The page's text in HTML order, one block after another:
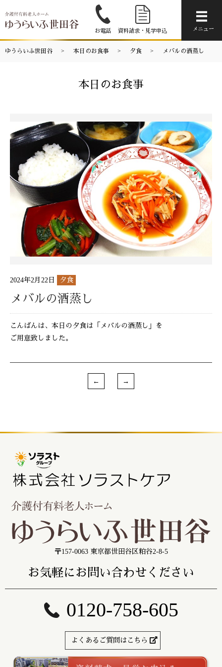
お電話 資料請求・見学申込 メニュー
ゆうらいふ世田谷 本日のお食事 夕食 メバルの酒蒸し
本日のお食事
2024年2月22日 夕食
メバルの酒蒸し
こんばんは、本日の夕食は「メバルの酒蒸し」を
ご用意致しました。
〒157-0063 東京都世田谷区粕谷2-8-5
お気軽にお問い合わせください
0120-758-605
よくあるご質問はこちら